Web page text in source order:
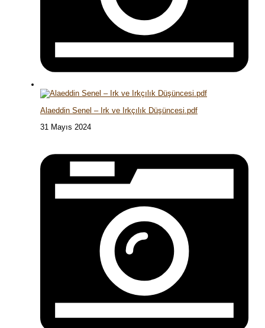
Alaeddin Senel – Irk ve Irkçılık Düşüncesi.pdf
31 Mayıs 2024